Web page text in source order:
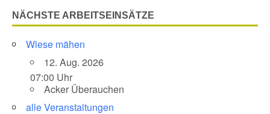
NÄCHSTE ARBEITSEINSÄTZE
Wiese mähen
12. Aug. 2026
07:00 Uhr
Acker Überauchen
alle Veranstaltungen